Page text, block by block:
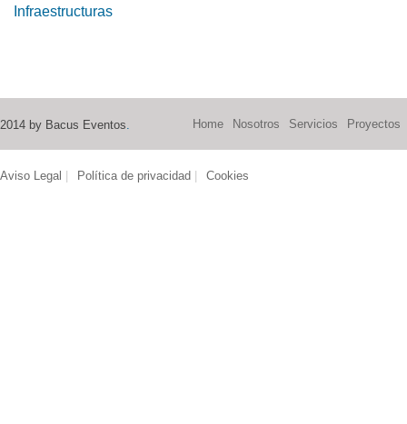
Infraestructuras
2014 by Bacus Eventos. Home Nosotros Servicios Proyectos
Aviso Legal Política de privacidad Cookies